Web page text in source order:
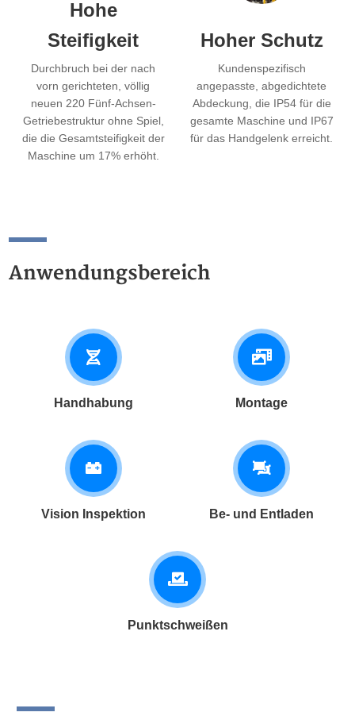
Hohe
Steifigkeit
Durchbruch bei der nach
vorn gerichteten, völlig
neuen 220 Fünf-Achsen-
Getriebestruktur ohne Spiel,
die die Gesamtsteifigkeit der
Maschine um 17% erhöht.
Hoher Schutz
Kundenspezifisch
angepasste, abgedichtete
Abdeckung, die IP54 für die
gesamte Maschine und IP67
für das Handgelenk erreicht.
Anwendungsbereich
Handhabung Montage
Vision Inspektion Be- und Entladen
Punktschweißen